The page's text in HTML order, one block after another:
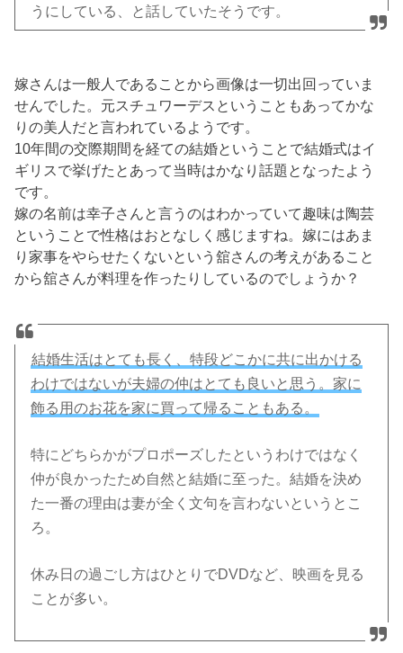
うにしている、と話していたそうです。
嫁さんは一般人であることから画像は一切出回っていま
せんでした。元スチュワーデスということもあってかな
りの美人だと言われているようです。
10年間の交際期間を経ての結婚ということで結婚式はイ
ギリスで挙げたとあって当時はかなり話題となったよう
です。
嫁の名前は幸子さんと言うのはわかっていて趣味は陶芸
ということで性格はおとなしく感じますね。嫁にはあま
り家事をやらせたくないという舘さんの考えがあること
から舘さんが料理を作ったりしているのでしょうか？
結婚生活はとても長く、特段どこかに共に出かける
わけではないが夫婦の仲はとても良いと思う。家に
飾る用のお花を家に買って帰ることもある。
特にどちらかがプロポーズしたというわけではなく
仲が良かったため自然と結婚に至った。結婚を決め
た一番の理由は妻が全く文句を言わないというとこ
ろ。
休み日の過ごし方はひとりでDVDなど、映画を見る
ことが多い。